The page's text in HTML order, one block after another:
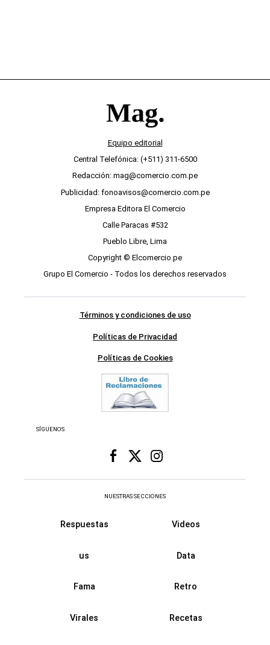
Equipo editorial
Central Telefónica: (+511) 311-6500
Redacción: mag@comercio.com.pe
Publicidad: fonoavisos@comercio.com.pe
Empresa Editora El Comercio
Calle Paracas #532
Pueblo Libre, Lima
Copyright © Elcomercio.pe
Grupo El Comercio - Todos los derechos reservados
Términos y condiciones de uso
Políticas de Privacidad
Políticas de Cookies
SÍGUENOS
NUESTRAS SECCIONES
Respuestas Videos
us Data
Fama Retro
Virales Recetas